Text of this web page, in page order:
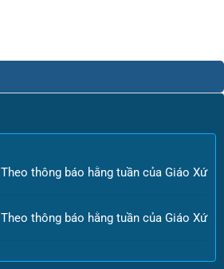
Theo thông báo hằng tuần của Giáo Xứ
Theo thông báo hằng tuần của Giáo Xứ